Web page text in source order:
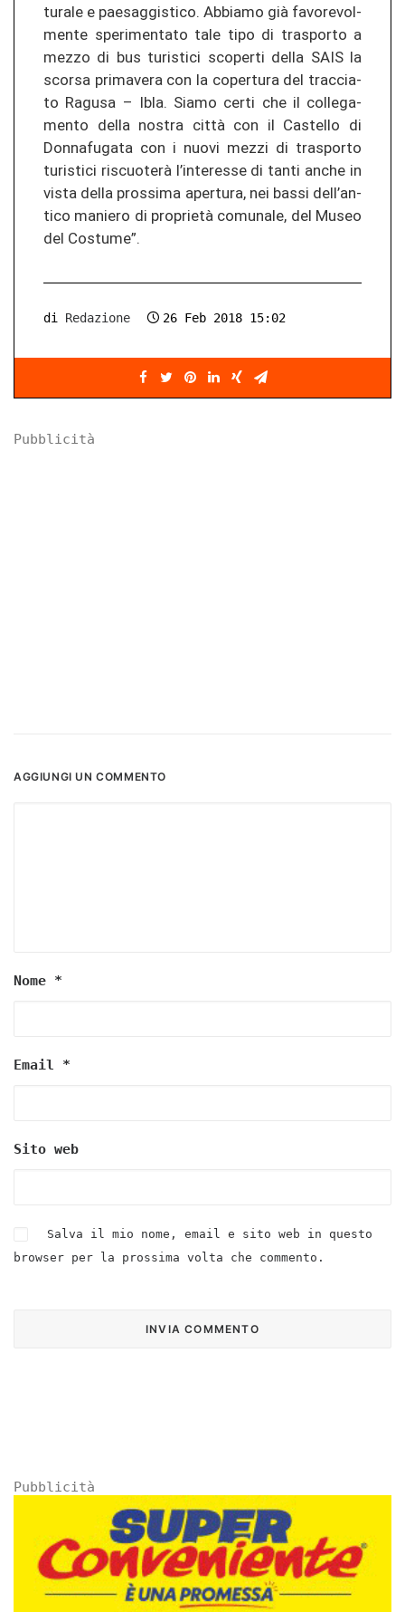
tu­ra­le e pae­sag­gis­ti­co. Ab­bia­mo già fa­vo­revol­
men­te sper­imen­ta­to tale tipo di tras­por­to a
mezzo di bus tu­ris­ti­ci sco­per­ti della SAIS la
scor­sa pri­ma­ve­ra con la co­per­tu­ra del trac­cia­
to Ra­gu­sa – Ibla. Siamo certi che il col­le­ga­
men­to della nos­tra città con il Cas­tel­lo di
Don­na­fu­ga­ta con i nuovi mezzi di tras­por­to
tu­ris­ti­ci riscuoterà l’in­ter­es­se di tanti anche in
vista della pros­si­ma aper­tu­ra, nei bassi dell’an­
ti­co ma­nie­ro di proprietà co­mu­na­le, del Museo
del Cos­tu­me”.
di Redazione 26 Feb 2018 15:02
Pubblicità
AGGIUNGI UN COMMENTO
Nome *
Email *
Sito web
Salva il mio nome, email e sito web in questo
browser per la prossima volta che commento.
Pubblicità